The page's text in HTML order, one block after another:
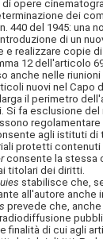
opere
dei
440 del 1945: una
di un
e realizzare copie
12 dell'articolo
anche nelle
nuovi nel Capo
il perimetro
fa esclusione
regolamentare
agli istituti di
protetti
consente la stessa
titolari dei diritti.
stabilisce che,
all'autore anche
prevede che,
finalità di cui agli